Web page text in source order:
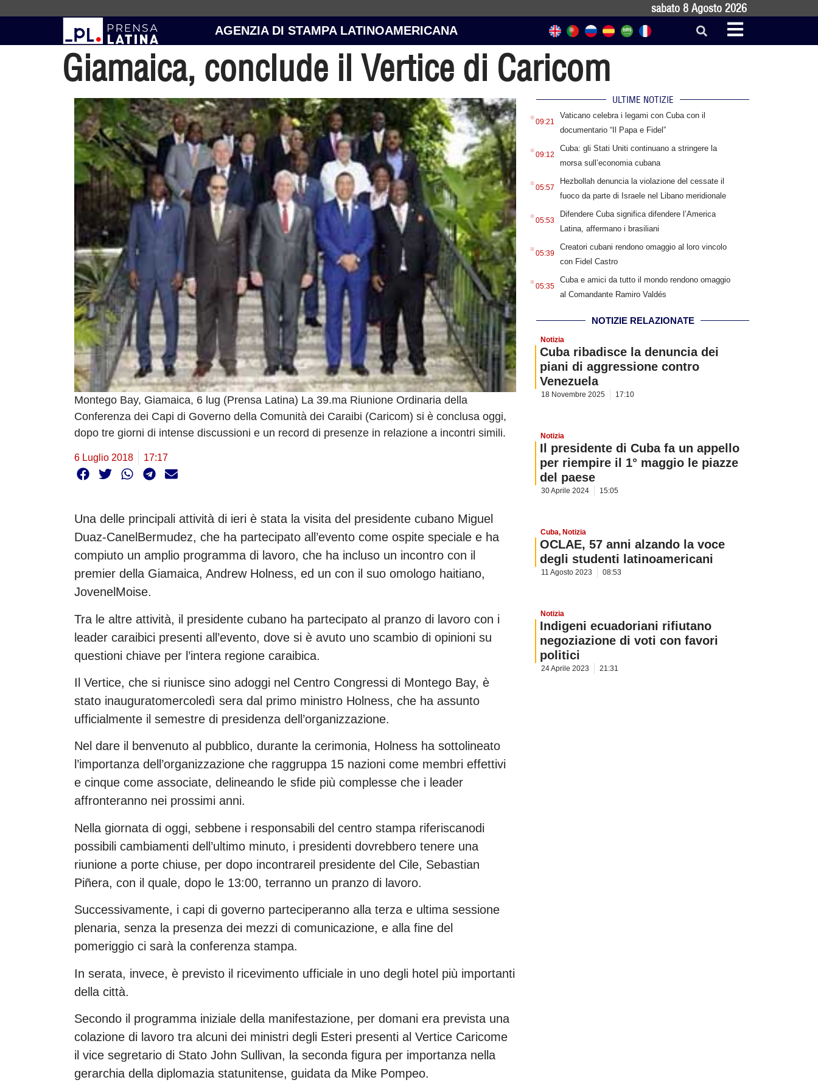
sabato 8 Agosto 2026
AGENZIA DI STAMPA LATINOAMERICANA
Giamaica, conclude il Vertice di Caricom
Montego Bay, Giamaica, 6 lug (Prensa Latina) La 39.ma Riunione Ordinaria della
Conferenza dei Capi di Governo della Comunità dei Caraibi (Caricom) si è conclusa oggi,
dopo tre giorni di intense discussioni e un record di presenze in relazione a incontri simili.
6 Luglio 2018 17:17
Una delle principali attività di ieri è stata la visita del presidente cubano Miguel
Duaz-CanelBermudez, che ha partecipato all’evento come ospite speciale e ha
compiuto un amplio programma di lavoro, che ha incluso un incontro con il
premier della Giamaica, Andrew Holness, ed un con il suo omologo haitiano,
JovenelMoise.
Tra le altre attività, il presidente cubano ha partecipato al pranzo di lavoro con i
leader caraibici presenti all’evento, dove si è avuto uno scambio di opinioni su
questioni chiave per l’intera regione caraibica.
Il Vertice, che si riunisce sino adoggi nel Centro Congressi di Montego Bay, è
stato inauguratomercoledì sera dal primo ministro Holness, che ha assunto
ufficialmente il semestre di presidenza dell’organizzazione.
Nel dare il benvenuto al pubblico, durante la cerimonia, Holness ha sottolineato
l’importanza dell’organizzazione che raggruppa 15 nazioni come membri effettivi
e cinque come associate, delineando le sfide più complesse che i leader
affronteranno nei prossimi anni.
Nella giornata di oggi, sebbene i responsabili del centro stampa riferiscanodi
possibili cambiamenti dell’ultimo minuto, i presidenti dovrebbero tenere una
riunione a porte chiuse, per dopo incontrareil presidente del Cile, Sebastian
Piñera, con il quale, dopo le 13:00, terranno un pranzo di lavoro.
Successivamente, i capi di governo parteciperanno alla terza e ultima sessione
plenaria, senza la presenza dei mezzi di comunicazione, e alla fine del
pomeriggio ci sarà la conferenza stampa.
In serata, invece, è previsto il ricevimento ufficiale in uno degli hotel più importanti
della città.
Secondo il programma iniziale della manifestazione, per domani era prevista una
colazione di lavoro tra alcuni dei ministri degli Esteri presenti al Vertice Caricome
il vice segretario di Stato John Sullivan, la seconda figura per importanza nella
gerarchia della diplomazia statunitense, guidata da Mike Pompeo.
ULTIME NOTIZIE
. 09:21
Vaticano celebra i legami con Cuba con il
documentario “Il Papa e Fidel”
. 09:12
Cuba: gli Stati Uniti continuano a stringere la
morsa sull’economia cubana
. 05:57
Hezbollah denuncia la violazione del cessate il
fuoco da parte di Israele nel Libano meridionale
. 05:53
Difendere Cuba significa difendere l’America
Latina, affermano i brasiliani
. 05:39
Creatori cubani rendono omaggio al loro vincolo
con Fidel Castro
. 05:35
Cuba e amici da tutto il mondo rendono omaggio
al Comandante Ramiro Valdés
NOTIZIE RELAZIONATE
Notizia
Cuba ribadisce la denuncia dei
piani di aggressione contro
Venezuela
18 Novembre 2025 17:10
Notizia
Il presidente di Cuba fa un appello
per riempire il 1° maggio le piazze
del paese
30 Aprile 2024 15:05
Cuba, Notizia
OCLAE, 57 anni alzando la voce
degli studenti latinoamericani
11 Agosto 2023 08:53
Notizia
Indigeni ecuadoriani rifiutano
negoziazione di voti con favori
politici
24 Aprile 2023 21:31